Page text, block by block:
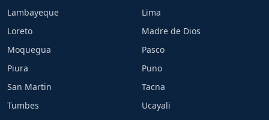
Lambayeque
Lima
Loreto
Madre de Dios
Moquegua
Pasco
Piura
Puno
San Martin
Tacna
Tumbes
Ucayali